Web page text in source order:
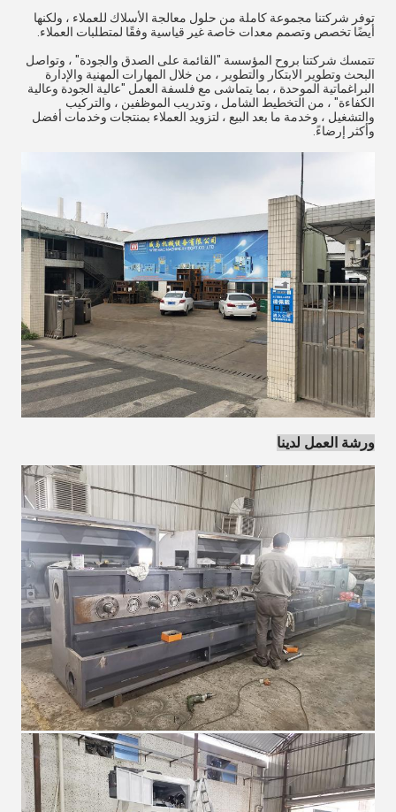
توفر شركتنا مجموعة كاملة من حلول معالجة الأسلاك للعملاء ، ولكنها
أيضًا تخصص وتصمم معدات خاصة غير قياسية وفقًا لمتطلبات العملاء.
تتمسك شركتنا بروح المؤسسة "القائمة على الصدق والجودة" ، وتواصل
البحث وتطوير الابتكار والتطوير ، من خلال المهارات المهنية والإدارة
البراغماتية الموحدة ، بما يتماشى مع فلسفة العمل "عالية الجودة وعالية
الكفاءة" ، من التخطيط الشامل ، وتدريب الموظفين ، والتركيب
والتشغيل ، وخدمة ما بعد البيع ، لتزويد العملاء بمنتجات وخدمات أفضل
وأكثر إرضاءً.
ورشة العمل لدينا